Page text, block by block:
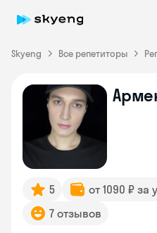
Skyeng Все репетиторы
5 от 1090 ₽ за
7 отзывов
Skyeng Chat